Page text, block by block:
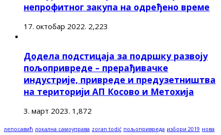
непрофитног закупа на одређено време
17. октобар 2022. 2,223
Додела подстицаја за подршку развоју
пољопривреде – прерађивачке
индустрије, привреде и предузетништва
на територији АП Косово и Метохија
3. март 2023. 1,872
лепосавић локална самоуправа zoran todić пољопривреда избори 2019 нова